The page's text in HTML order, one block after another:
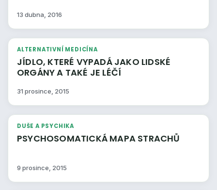
13 dubna, 2016
ALTERNATIVNÍ MEDICÍNA
JÍDLO, KTERÉ VYPADÁ JAKO LIDSKÉ
ORGÁNY A TAKÉ JE LÉČÍ
31 prosince, 2015
DUŠE A PSYCHIKA
PSYCHOSOMATICKÁ MAPA STRACHŮ
9 prosince, 2015